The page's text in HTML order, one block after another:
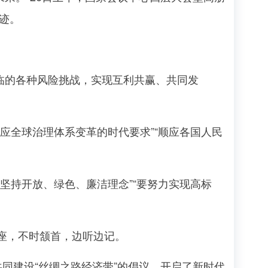
各种风险挑战，实现互利共赢、共同发
球治理体系变革的时代要求”“顺应各国人民
开放、绿色、廉洁理念”“要努力实现高标
不时颔首，边听边记。